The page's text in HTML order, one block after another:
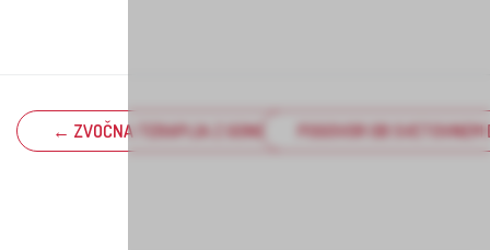
← ZVOČNA TERAPIJA Z GONGI S TANJO RAMŠAK
POGOVOR OB